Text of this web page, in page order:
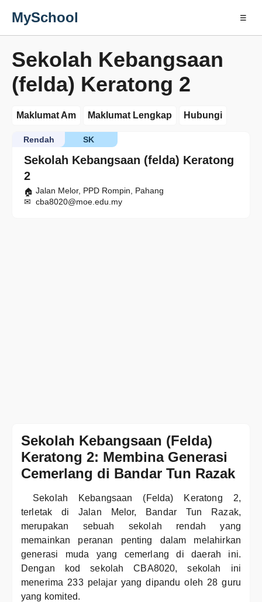
MySchool ☰
Sekolah Kebangsaan
(felda) Keratong 2
Maklumat Am Maklumat Lengkap Hubungi
Sekolah Kebangsaan (felda) Keratong
2
SK
Rendah
Jalan Melor, PPD Rompin, Pahang
cba8020@moe.edu.my
Sekolah Kebangsaan (Felda)
Keratong 2: Membina Generasi
Cemerlang di Bandar Tun Razak
Sekolah Kebangsaan (Felda) Keratong 2,
terletak di Jalan Melor, Bandar Tun Razak,
merupakan sebuah sekolah rendah yang
memainkan peranan penting dalam melahirkan
generasi muda yang cemerlang di daerah ini.
Dengan kod sekolah CBA8020, sekolah ini
menerima 233 pelajar yang dipandu oleh 28 guru
yang komited.